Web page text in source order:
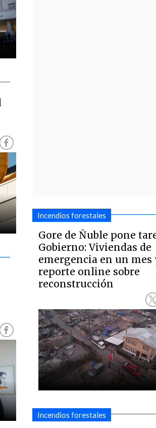
Incendios forestales
Gore de Ñuble pone
Gobierno: Viviendas de
emergencia en un mes
reporte online sobre
reconstrucción
Incendios forestales